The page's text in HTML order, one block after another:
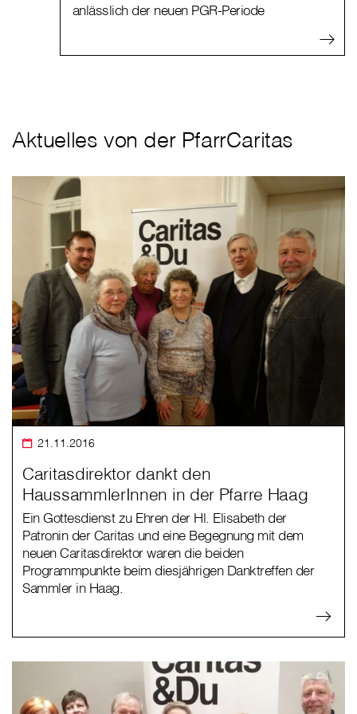
anlässlich der neuen PGR-Periode
Aktuelles von der PfarrCaritas
21.11.2016
Caritasdirektor dankt den
HaussammlerInnen in der Pfarre Haag
Ein Gottesdienst zu Ehren der Hl. Elisabeth der
Patronin der Caritas und eine Begegnung mit dem
neuen Caritasdirektor waren die beiden
Programmpunkte beim diesjährigen Danktreffen der
Sammler in Haag.